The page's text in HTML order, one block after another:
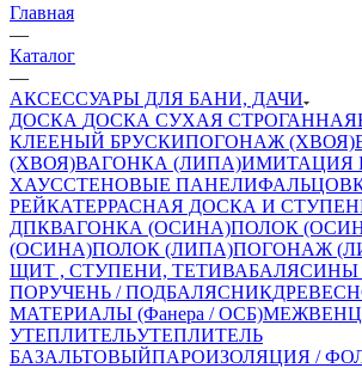
Главная
—
Каталог
—
АКСЕССУАРЫ ДЛЯ БАНИ, ДАЧИ
ДОСКА ДОСКА СУХАЯ СТРОГАННАЯ
КЛЕЕНЫЙ БРУСКИПОГОНАЖ (ХВОЯ)
(ХВОЯ)ВАГОНКА (ЛИПА)ИМИТАЦИЯ
ХАУССТЕНОВЫЕ ПАНЕЛИ
РЕЙКАТЕРРАСНАЯ ДОСКА И
ДПКВАГОНКА (ОСИНА)ПОЛОК
(ОСИНА)ПОЛОК (ЛИПА)ПОГОНАЖ
ЩИТ , СТУПЕНИ, ТЕТИВАБАЛЯСИНЫ
ПОРУЧЕНЬ / ПОДБАЛЯСНИК
МАТЕРИАЛЫ (Фанера / ОСБ)
УТЕПЛИТЕЛЬУТЕПЛИТЕЛЬ
БАЗАЛЬТОВЫЙПАРОИЗОЛЯЦИЯ /